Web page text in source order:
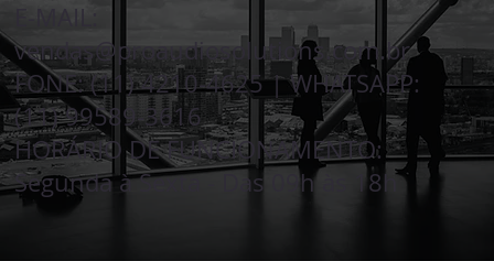
E-MAIL:
vendas@proaudiosolutions.com.br
FONE: (11) 4210-4625 | WHATSAPP:
(11) 99589-3616
HORÁRIO DE FUNCIONAMENTO:
Segunda à Sexta - Das 09h às 18h